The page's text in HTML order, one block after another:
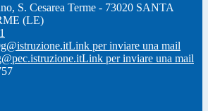
S. Cesarea Terme - 73020 SANTA
(LE)
Link per inviare una mail
Link per inviare una mail